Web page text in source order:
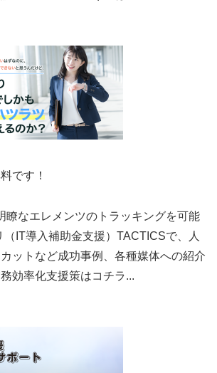
です！
瞭なエレメンツのトラッキングを可能
IT導入補助金支援）TACTICSで、人
ットなど成功事例、各種媒体への紹介
効率化支援策はコチラ...